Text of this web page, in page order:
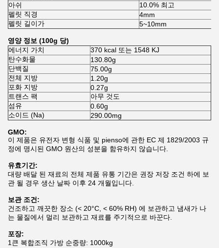
아쉬
10.0% 최고
펠릿 직경
4mm
펠릿 길이가
5~10mm
영양 정보 (100g 당)
에너지 가치
370 kcal 또는 1548 KJ
탄수화물
130.80g
단백질
75.00g
전체 지방
1.20g
포화 지방
0.27g
트랜스 팩
아무 것도
섬유
0.60g
소이드 (Na)
290.00mg
GMO:
이 제품은 유전자 변형 식품 및 pienso에 관한 EC 제 1829/2003 규
정에 명시된 GMO 원산의 성분을 함유하지 않습니다.
유효기간:
대량 배달 된 재료의 전체 제품 유통 기간은 권장 저장 조건 하에 보
관 될 경우 생산 날짜 이후 24 개월입니다.
보관 조건:
건조하고 깨끗한 장소 (< 20°C, < 60% RH) 에 보관하고 냄새가 나
는 물질에서 멀리 보관하고 재료를 주기적으로 바꾼다.
포장:
1큰 복합조직 가방 순중량: 1000kg